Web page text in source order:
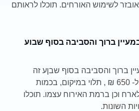
לשימוש האורחים. תוכלו לראותם
ברוך והסביבה בסוף שבוע
ברוך והסביבה בסוף שבןע זה
עשויים לנוע בין 500 ₪ ל- 650 ₪ , תלוי במיקום, בכמות
וכן ברמת האירוח עצמו. תוכלו
השונות.